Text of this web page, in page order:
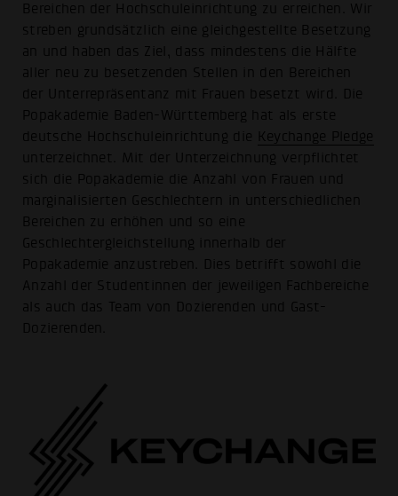
Bereichen der Hochschul­einrichtung zu erreichen. Wir
streben grundsätzlich eine gleichgestellte Besetzung
an und haben das Ziel, dass mindestens die Hälfte
aller neu zu besetzenden Stellen in den Bereichen
der Unterrepräsentanz mit Frauen besetzt wird. Die
Popakademie Baden-Württemberg hat als erste
deutsche Hochschuleinrichtung die Keychange Pledge
unterzeichnet. Mit der Unterzeichnung verpflichtet
sich die Popakademie die Anzahl von Frauen und
marginalisierten Geschlechtern in unterschiedlichen
Bereichen zu erhöhen und so eine
Geschlechtergleichstellung innerhalb der
Popakademie anzustreben. Dies betrifft sowohl die
Anzahl der Studentinnen der jeweiligen Fachbereiche
als auch das Team von Dozierenden und Gast-
Dozierenden.